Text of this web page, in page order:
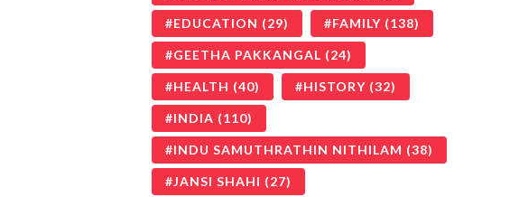
EDUCATION (29) FAMILY (138)
GEETHA PAKKANGAL (24)
HEALTH (40) HISTORY (32)
INDIA (110)
INDU SAMUTHRATHIN NITHILAM (38)
JANSI SHAHI (27)